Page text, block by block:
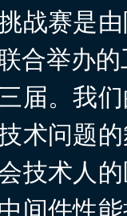
战赛是
合举办
届。我
术问题
技术人
间件性